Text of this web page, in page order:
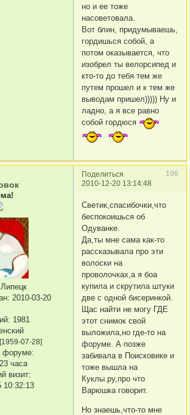
но и ее тоже
насоветовала.
Вот блин, придумываешь,
гордишься собой, а
потом оказывается, что
изобрел ты велорсипед и
кто-то до тебя тем же
путем прошел и к тем же
выводам пришел))))) Ну и
ладно, а я все равно
собой гордюся
Поделиться
196
2010-12-20 13:14:48
Липецк
: 2010-03-20
1981
[1959-07-28]
форуме:
часа
визит:
10:32:13
Светик,спасибочки,что
беспокоишься об
Одуванке.
Да,ты мне сама как-то
рассказывала про эти
волоски на
проволочках,а я боа
купила и скрутила штуки
две с одной бисеринкой.
Щас найти не могу ГДЕ
этот снимок свой
выложила,но где-то на
форуме. А позже
забивала в Поисковике и
тоже вышла на
Куклы.ру,про что
Варюшка говорит.
Но знаешь,что-то мне